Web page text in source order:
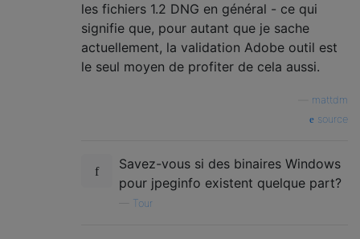
les fichiers 1.2 DNG en général - ce qui
signifie que, pour autant que je sache
actuellement, la validation Adobe outil est
le seul moyen de profiter de cela aussi.
mattdm
source
Savez-vous si des binaires Windows
pour jpeginfo existent quelque part?
Tour